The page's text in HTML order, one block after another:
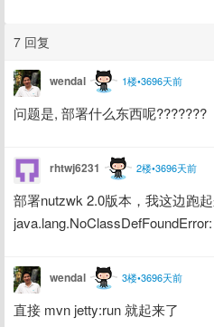
7 回复
wendal 1楼•3696天前
问题是, 部署什么东西呢???????
rhtwj6231 2楼•3696天前
部署nutzwk 2.0版本，我这边跑
wendal 3楼•3696天前
直接 mvn jetty:run 就起来了